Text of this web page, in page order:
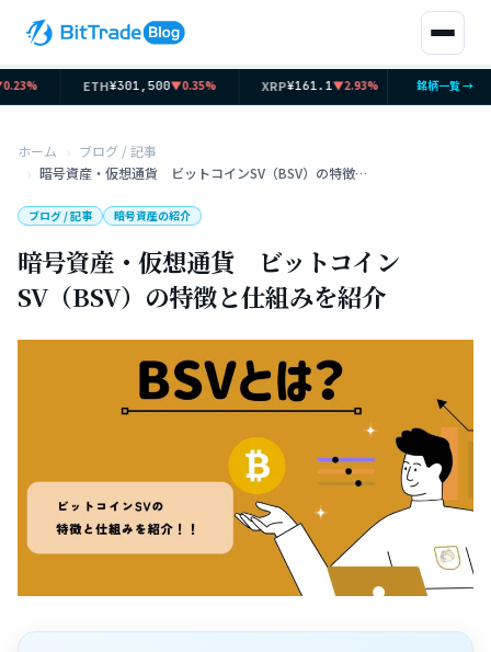
ETH¥301,500▼0.35% XRP¥161.1▼2.93% SOL¥11,636
銘柄一覧 →
ホーム
ブログ / 記事
暗号資産・仮想通貨 ビットコインSV（BSV）の特徴と仕組みを紹介
ブログ / 記事 暗号資産の紹介
暗号資産・仮想通貨 ビットコイン
SV（BSV）の特徴と仕組みを紹介